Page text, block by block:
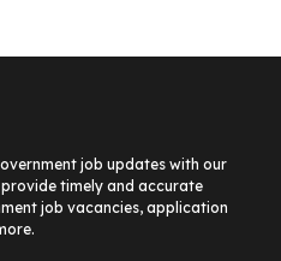
job updates with our
timely and accurate
job vacancies, application